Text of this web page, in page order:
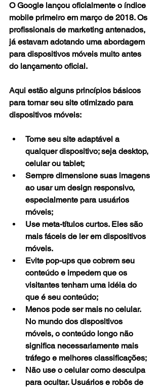
O Google lançou oficialmente o índice
mobile primeiro em março de 2018. Os
profissionais de marketing antenados,
já estavam adotando uma abordagem
para dispositivos móveis muito antes
do lançamento oficial.
Aqui estão alguns princípios básicos
para tornar seu site otimizado para
dispositivos móveis:
Torne seu site adaptável a
qualquer dispositivo; seja desktop,
celular ou tablet;
Sempre dimensione suas imagens
ao usar um design responsivo,
especialmente para usuários
móveis;
Use meta-títulos curtos. Eles são
mais fáceis de ler em dispositivos
móveis.
Evite pop-ups que cobrem seu
conteúdo e impedem que os
visitantes tenham uma idéia do
que é seu conteúdo;
Menos pode ser mais no celular.
No mundo dos dispositivos
móveis, o conteúdo longo não
significa necessariamente mais
tráfego e melhores classificações;
Não use o celular como desculpa
para ocultar. Usuários e robôs de